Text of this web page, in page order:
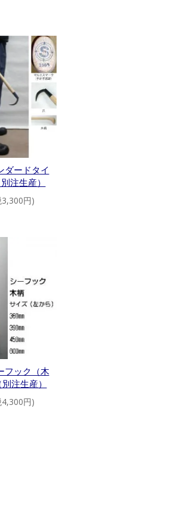
ダードタイ
注生産）
円)
フック（木
注生産）
円)